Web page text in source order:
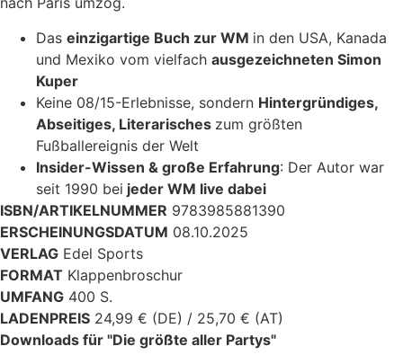
Das einzigartige Buch zur WM in den USA, Kanada
und Mexiko vom vielfach ausgezeichneten Simon
Kuper
Keine 08/15-Erlebnisse, sondern Hintergründiges,
Abseitiges, Literarisches zum größten
Fußballereignis der Welt
Insider-Wissen & große Erfahrung: Der Autor war
seit 1990 bei jeder WM live dabei
ISBN/ARTIKELNUMMER 9783985881390
ERSCHEINUNGSDATUM 08.10.2025
VERLAG Edel Sports
FORMAT Klappenbroschur
UMFANG 400 S.
LADENPREIS 24,99 € (DE) / 25,70 € (AT)
Downloads für "Die größte aller Partys"